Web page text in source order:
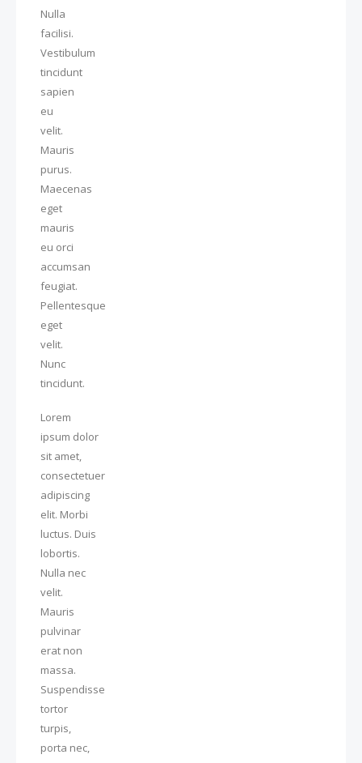
Nulla
facilisi.
Vestibulum
tincidunt
sapien
eu
velit.
Mauris
purus.
Maecenas
eget
mauris
eu orci
accumsan
feugiat.
Pellentesque
eget
velit.
Nunc
tincidunt.
Lorem
ipsum dolor
sit amet,
consectetuer
adipiscing
elit. Morbi
luctus. Duis
lobortis.
Nulla nec
velit.
Mauris
pulvinar
erat non
massa.
Suspendisse
tortor
turpis,
porta nec,